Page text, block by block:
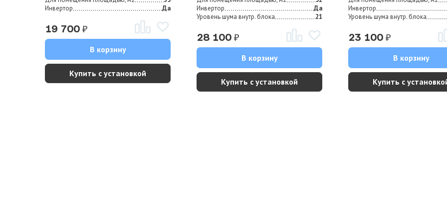
Инвертор
Да
19 700₽
В корзину
Купить с установкой
Инвертор
Да
Уровень шума внутр. блока
21
28 100₽
В корзину
Купить с установкой
Инвертор
Уровень шума внутр. блока
23 100₽
В корзину
Купить с